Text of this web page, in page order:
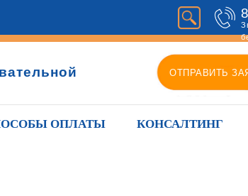
ОТПРАВИТЬ
ОПЛАТЫ КОНСАЛТИНГ